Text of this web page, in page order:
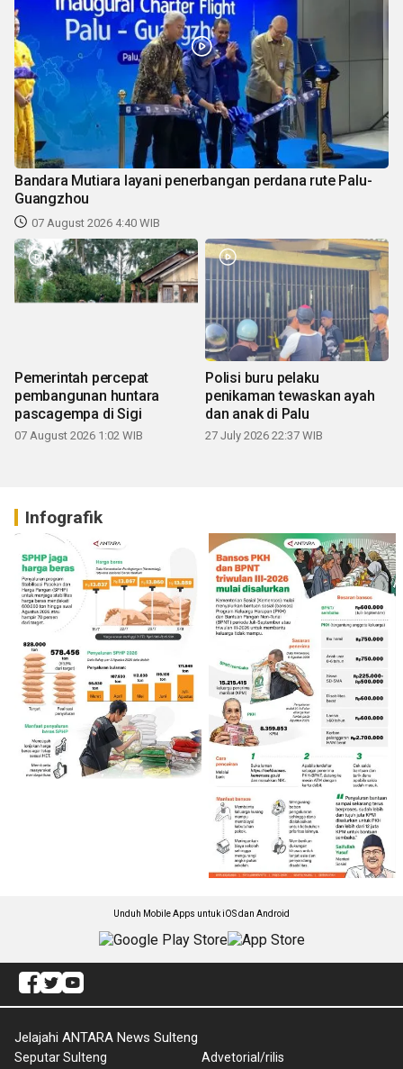
Bandara Mutiara layani penerbangan perdana rute Palu-
Guangzhou
07 August 2026 4:40 WIB
Pemerintah percepat
pembangunan huntara
pascagempa di Sigi
07 August 2026 1:02 WIB
Polisi buru pelaku
penikaman tewaskan ayah
dan anak di Palu
27 July 2026 22:37 WIB
Infografik
Unduh Mobile Apps untuk iOS dan Android
Jelajahi ANTARA News Sulteng
Seputar Sulteng Advetorial/rilis